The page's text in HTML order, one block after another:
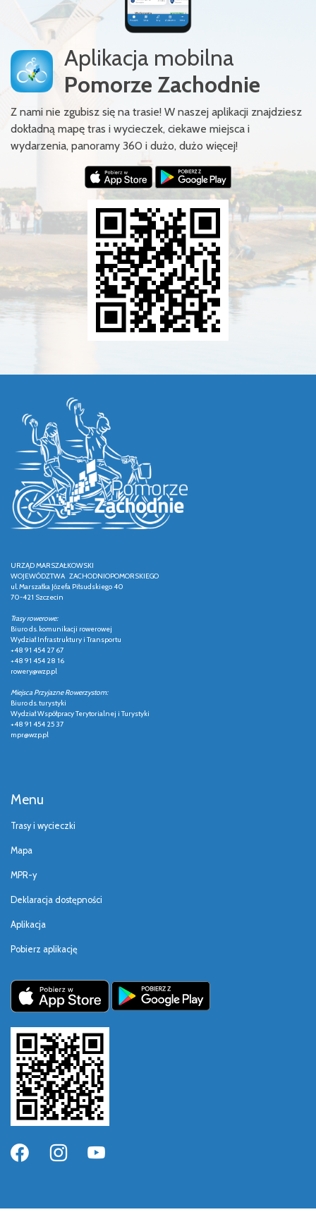
Aplikacja mobilna
Pomorze Zachodnie
Z nami nie zgubisz się na trasie! W naszej aplikacji znajdziesz
dokładną mapę tras i wycieczek, ciekawe miejsca i
wydarzenia, panoramy 360 i dużo, dużo więcej!
URZĄD MARSZAŁKOWSKI
WOJEWÓDZTWA ZACHODNIOPOMORSKIEGO
ul. Marszałka Józefa Piłsudskiego 40
70-421 Szczecin
Trasy rowerowe:
Biuro ds. komunikacji rowerowej
Wydział Infrastruktury i Transportu
+48 91 454 27 67
+48 91 454 28 16
rowery@wzp.pl
Miejsca Przyjazne Rowerzystom:
Biuro ds. turystyki
Wydział Współpracy Terytorialnej i Turystyki
+48 91 454 25 37
mpr@wzp.pl
Menu
Trasy i wycieczki
Mapa
MPR-y
Deklaracja dostępności
Aplikacja
Pobierz aplikację